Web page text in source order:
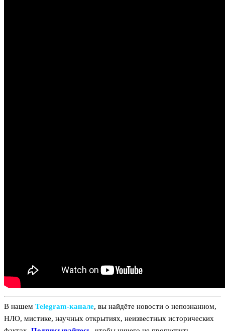
В нашем Telegram‑канале, вы найдёте новости о непознанном,
НЛО, мистике, научных открытиях, неизвестных исторических